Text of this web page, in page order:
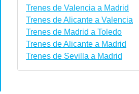
Trenes de Valencia a Madrid
Trenes de Alicante a Valencia
Trenes de Madrid a Toledo
Trenes de Alicante a Madrid
Trenes de Sevilla a Madrid